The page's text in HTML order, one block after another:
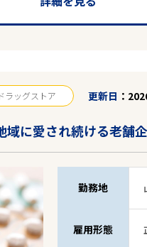
ラッグストア 更新日
に愛され続ける老舗
勤務地
雇用形態